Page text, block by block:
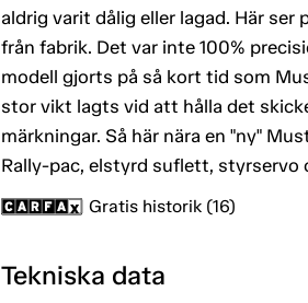
aldrig varit dålig eller lagad. Här
från fabrik. Det var inte 100%
modell gjorts på så kort tid som
stor vikt lagts vid att hålla det
märkningar. Så här nära en "ny"
Rally-pac, elstyrd suflett,
Gratis historik (16)
Tekniska data